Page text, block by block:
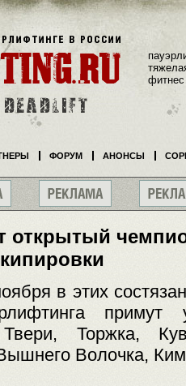
открытый
в этих
примут
Торжка,
Волочка,
фитнес
ФОРУМ АНОНСЫ